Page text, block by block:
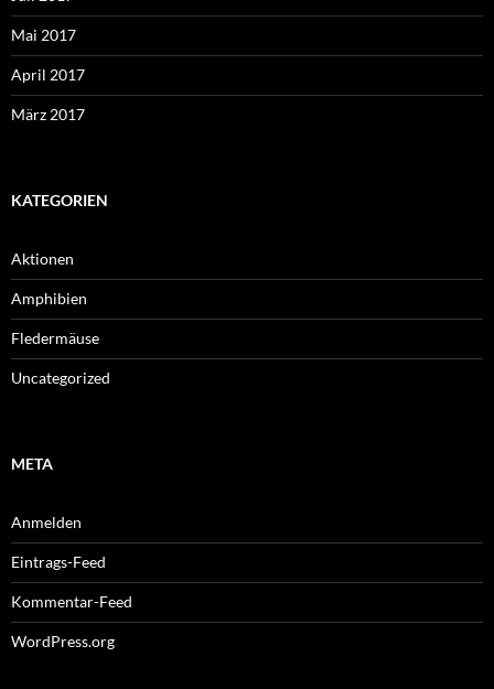
Mai 2017
April 2017
März 2017
KATEGORIEN
Aktionen
Amphibien
Fledermäuse
Uncategorized
META
Anmelden
Eintrags-Feed
Kommentar-Feed
WordPress.org